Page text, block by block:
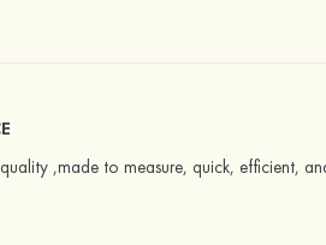
,made to measure, quick, efficient,